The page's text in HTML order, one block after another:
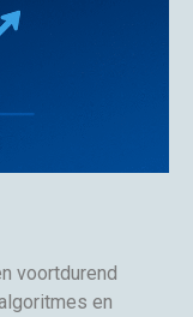
voortdurend
en